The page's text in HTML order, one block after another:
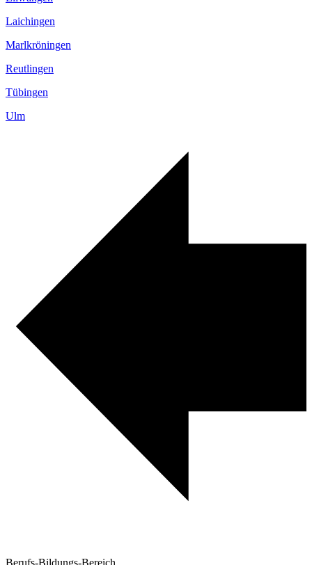
Laichingen
Marlkröningen
Reutlingen
Tübingen
Ulm
Berufs-Bildungs-Bereich